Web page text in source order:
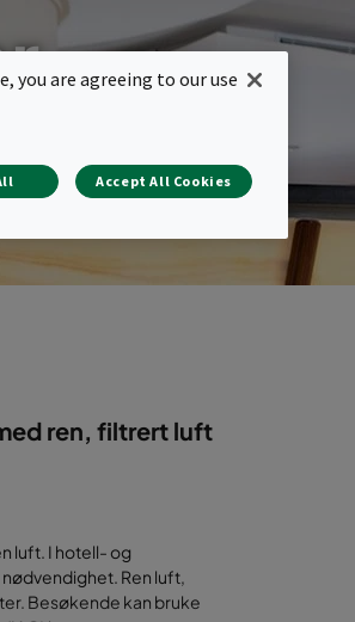
ren, filtrert luft
luft. I hotell- og
Ren luft,
Besøkende kan bruke
you are agreeing to our use
Accept All Cookies